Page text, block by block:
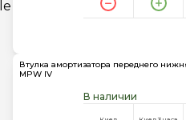
Втулка амортизатора переднего
MPW IV
В наличии